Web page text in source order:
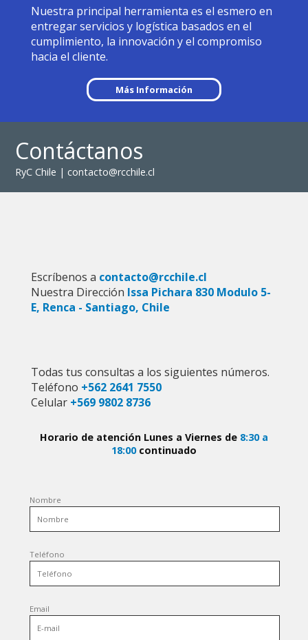
Nuestra principal herramienta es el esmero en
entregar servicios y logística basados en el
cumplimiento, la innovación y el compromiso
hacia el cliente.
Más Información
Contáctanos
RyC Chile | contacto@rcchile.cl
Escríbenos a contacto@rcchile.cl
Nuestra Dirección Issa Pichara 830 Modulo 5-
E, Renca - Santiago, Chile
Todas tus consultas a los siguientes números.
Teléfono +562 2641 7550
Celular +569 9802 8736
Horario de atención Lunes a Viernes de 8:30 a
18:00continuado
Nombre
Teléfono
Email